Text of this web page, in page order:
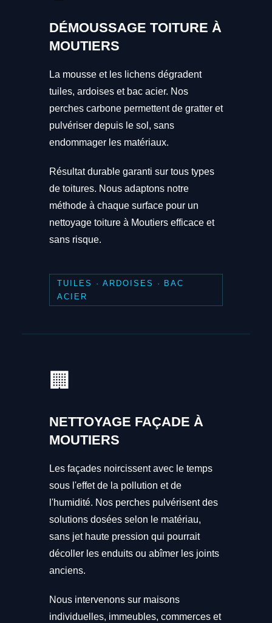
DÉMOUSSAGE TOITURE À
MOUTIERS
La mousse et les lichens dégradent
tuiles, ardoises et bac acier. Nos
perches carbone permettent de gratter et
pulvériser depuis le sol, sans
endommager les matériaux.
Résultat durable garanti sur tous types
de toitures. Nous adaptons notre
méthode à chaque surface pour un
nettoyage toiture à Moutiers efficace et
sans risque.
TUILES · ARDOISES · BAC
ACIER
🏢
NETTOYAGE FAÇADE À
MOUTIERS
Les façades noircissent avec le temps
sous l'effet de la pollution et de
l'humidité. Nos perches pulvérisent des
solutions dosées selon le matériau,
sans jet haute pression qui pourrait
décoller les enduits ou abîmer les joints
anciens.
Nous intervenons sur maisons
individuelles, immeubles, commerces et